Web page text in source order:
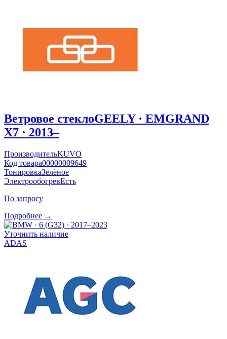
Ветровое стеклоGEELY · EMGRAND
X7 · 2013–
ПроизводительKUVO
Код товара00000009649
ТонировкаЗелёное
ЭлектрообогревЕсть
По запросу
Подробнее →
Уточнить наличие
ADAS